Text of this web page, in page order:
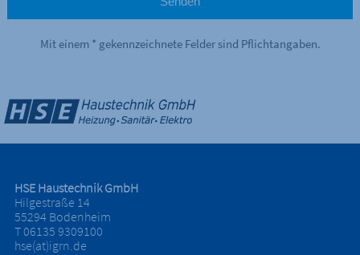
Mit einem * gekennzeichnete Felder sind Pflichtangaben.
HSE Haustechnik GmbH
Hilgestraße 14
55294 Bodenheim
T 06135 9309100
hse(at)igrn.de